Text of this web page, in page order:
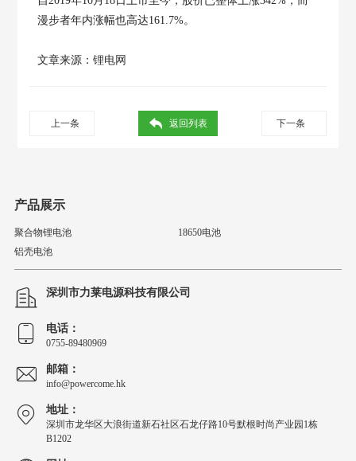
漫步者年内涨幅也高达161.7%。
文章来源：锂电网
上一条 下一条
返回列表
产品展示
聚合物锂电池
18650电池
铝壳电池
深圳市力莱电源科技有限公司
电话：
0755-89480969
邮箱：
info@powercome.hk
地址：
深圳市龙华区大浪街道新石社区石龙仔路10号默根时尚产业园1栋
B1202